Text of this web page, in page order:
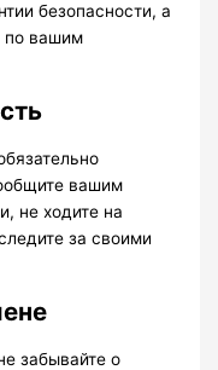
безопасности, а
по вашим
вашим
не ходите на
за своими
забывайте о